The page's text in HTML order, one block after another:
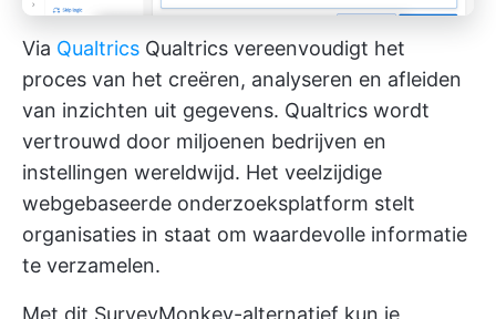
Via Qualtrics Qualtrics vereenvoudigt het
proces van het creëren, analyseren en afleiden
van inzichten uit gegevens. Qualtrics wordt
vertrouwd door miljoenen bedrijven en
instellingen wereldwijd. Het veelzijdige
webgebaseerde onderzoeksplatform stelt
organisaties in staat om waardevolle informatie
te verzamelen.
Met dit SurveyMonkey-alternatief kun je